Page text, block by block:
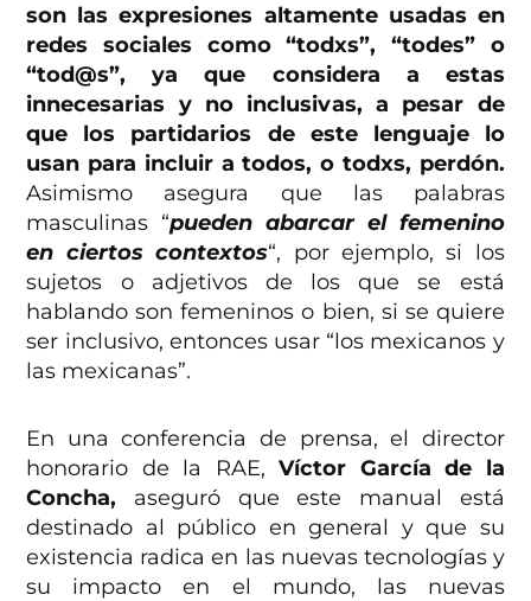
son las expresiones altamente usadas en
redes sociales como “todxs”, “todes” o
“tod@s”, ya que considera a estas
innecesarias y no inclusivas, a pesar de
que los partidarios de este lenguaje lo
usan para incluir a todos, o todxs, perdón.
Asimismo asegura que las palabras
masculinas “pueden abarcar el femenino
en ciertos contextos“, por ejemplo, si los
sujetos o adjetivos de los que se está
hablando son femeninos o bien, si se quiere
ser inclusivo, entonces usar “los mexicanos y
las mexicanas”.
En una conferencia de prensa, el director
honorario de la RAE,Víctor García de la
Concha, aseguró que este manual está
destinado al público en general y que su
existencia radica en las nuevas tecnologías y
su impacto en el mundo, las nuevas